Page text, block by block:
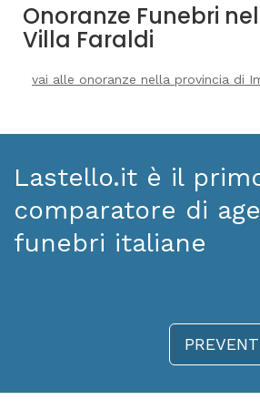
Onoranze Funebri
Villa Faraldi
vai alle onoranze nella provincia di
Lastello.it è il
comparatore di
funebri italiane